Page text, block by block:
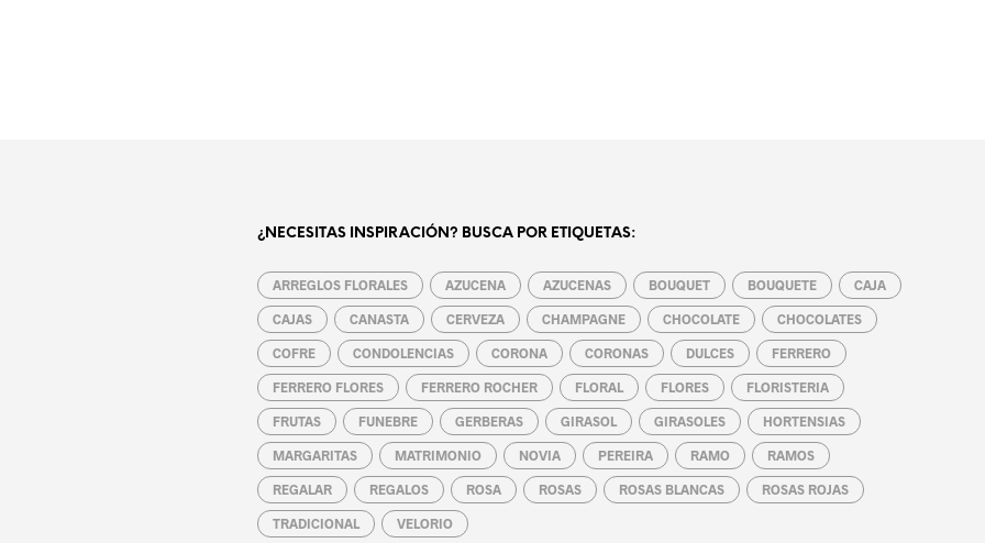
¿NECESITAS INSPIRACIÓN? BUSCA POR ETIQUETAS:
ARREGLOS FLORALES AZUCENA AZUCENAS BOUQUET BOUQUETE CAJA
CAJAS CANASTA CERVEZA CHAMPAGNE CHOCOLATE CHOCOLATES
COFRE CONDOLENCIAS CORONA CORONAS DULCES FERRERO
FERRERO FLORES FERRERO ROCHER FLORAL FLORES FLORISTERIA
FRUTAS FUNEBRE GERBERAS GIRASOL GIRASOLES HORTENSIAS
MARGARITAS MATRIMONIO NOVIA PEREIRA RAMO RAMOS
REGALAR REGALOS ROSA ROSAS ROSAS BLANCAS ROSAS ROJAS
TRADICIONAL VELORIO